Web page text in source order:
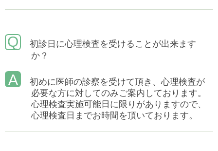
Q
初診日に心理検査を受けることが出来ます
か？
A
初めに医師の診察を受けて頂き、心理検査が
必要な方に対してのみご案内しております。
心理検査実施可能日に限りがありますので、
心理検査日までお時間を頂いております。